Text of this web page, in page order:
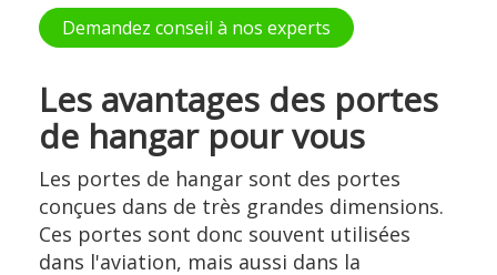
Demandez conseil à nos experts
Les avantages des portes
de hangar pour vous
Les portes de hangar sont des portes
conçues dans de très grandes dimensions.
Ces portes sont donc souvent utilisées
dans l'aviation, mais aussi dans la